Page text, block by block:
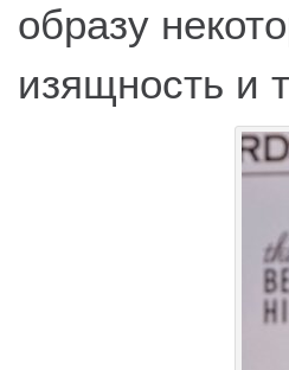
образу
изящность и